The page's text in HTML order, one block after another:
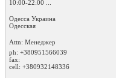
10:00-22:00 ...
Одесса Украина
Одесская
Attn: Менеджер
ph: +380951566039
fax:
cell: +380932148336